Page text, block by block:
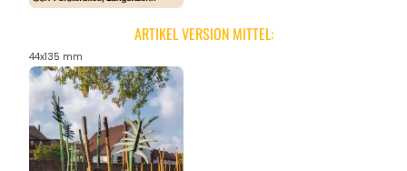
ARTIKEL VERSION MITTEL:
44x135 mm